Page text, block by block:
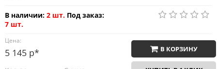
В наличии: 2 шт. Под заказ:
7 шт.
Цена:
5 145 р* В КОРЗИНУ